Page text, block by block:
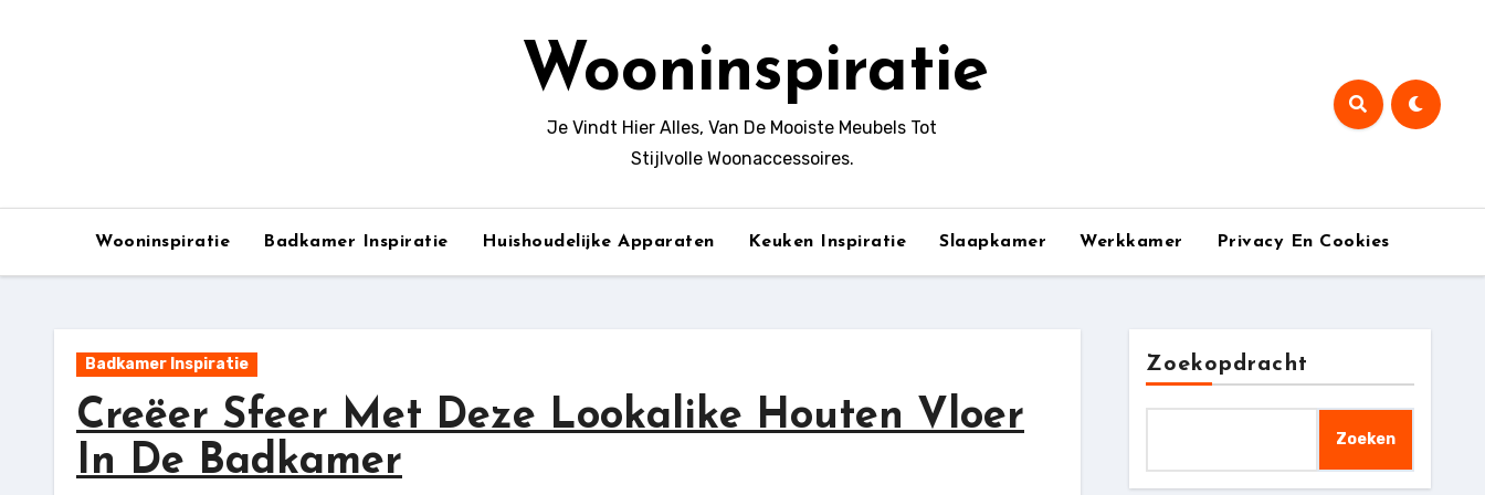
Wooninspiratie
Je Vindt Hier Alles, Van De Mooiste Meubels Tot
Stijlvolle Woonaccessoires.
Wooninspiratie Badkamer Inspiratie Huishoudelijke Apparaten Keuken Inspiratie Slaapkamer Werkkamer Privacy En Cookies
Badkamer Inspiratie
Creëer Sfeer Met Deze Lookalike Houten Vloer
In De Badkamer
Zoekopdracht
Zoeken